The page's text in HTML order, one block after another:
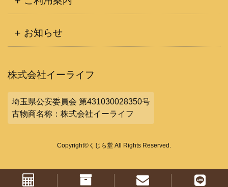
お知らせ
株式会社イーライフ
埼玉県公安委員会 第431030028350号
古物商名称：株式会社イーライフ
Copyright©くじら堂 All Rights Reserved.